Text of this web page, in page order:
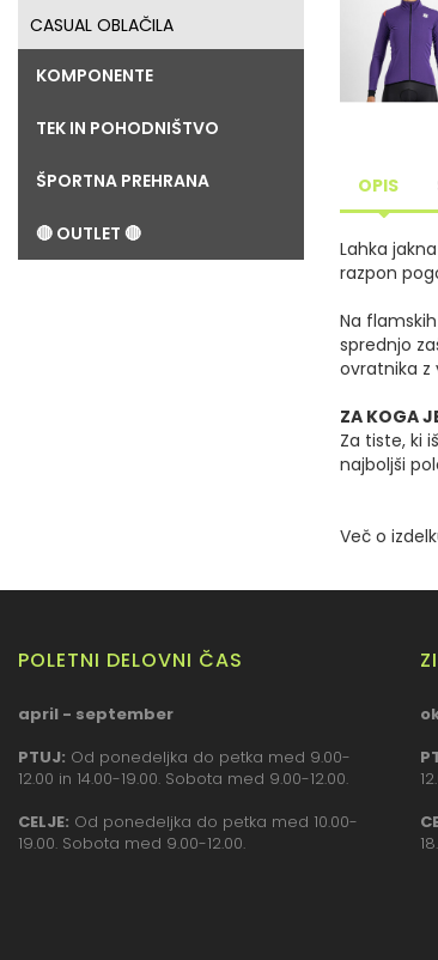
CASUAL OBLAČILA
KOMPONENTE
TEK IN POHODNIŠTVO
ŠPORTNA PREHRANA
🔴 OUTLET 🔴
OPIS
Lahka
razpon
Na
sprednjo
ovratnika z
ZA KOGA
Za tiste, ki
najboljši
Več o
POLETNI DELOVNI ČAS
april - september
PTUJ: Od ponedeljka do petka med 9.00-
12.00 in 14.00-19.00. Sobota med 9.00-12.00.
CELJE: Od ponedeljka do petka med 10.00-
19.00. Sobota med 9.00-12.00.